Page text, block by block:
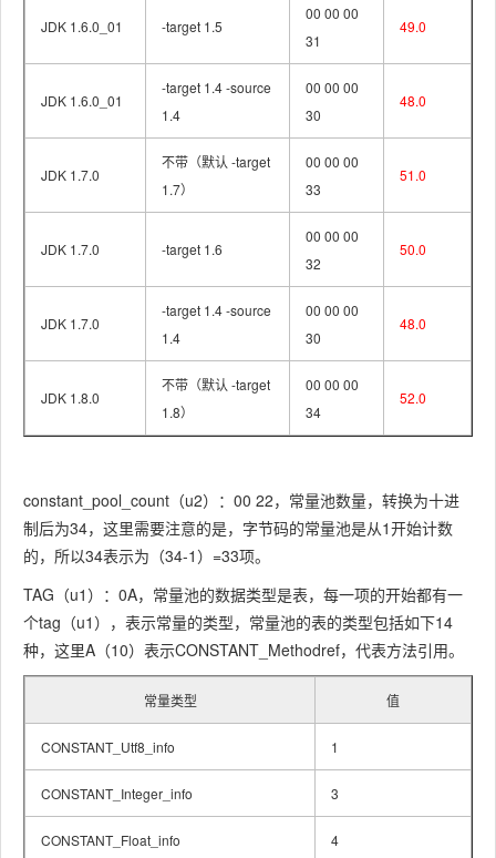
JDK 1.6.0_01 -target 1.5
00 00 00
31
49.0
JDK 1.6.0_01
-target 1.4 -source
1.4
00 00 00
30
48.0
JDK 1.7.0
不带（默认 -target
1.7）
00 00 00
33
51.0
JDK 1.7.0 -target 1.6
00 00 00
32
50.0
JDK 1.7.0
-target 1.4 -source
1.4
00 00 00
30
48.0
JDK 1.8.0
不带（默认 -target
1.8）
00 00 00
34
52.0
constant_pool_count（u2）：00 22，常量池数量，转换为十进
制后为34，这里需要注意的是，字节码的常量池是从1开始计数
的，所以34表示为（34-1）=33项。
TAG（u1）：0A，常量池的数据类型是表，每一项的开始都有一
个tag（u1），表示常量的类型，常量池的表的类型包括如下14
种，这里A（10）表示CONSTANT_Methodref，代表方法引用。
常量类型 值
CONSTANT_Utf8_info 1
CONSTANT_Integer_info 3
CONSTANT_Float_info 4